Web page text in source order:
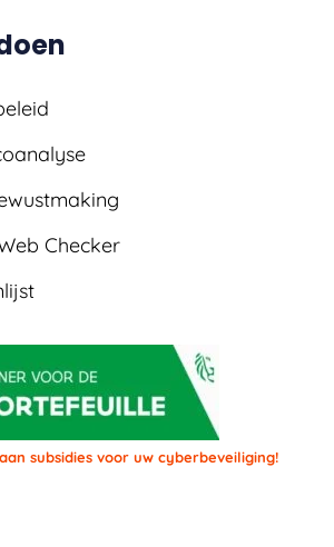
Checker
subsidies voor uw cyberbeveiliging!